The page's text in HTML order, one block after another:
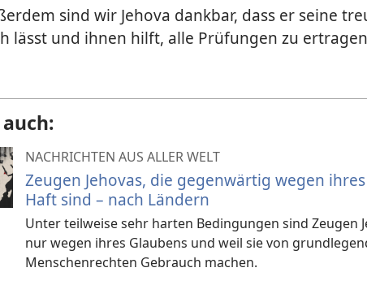
sind wir Jehova dankbar, dass er seine
lässt und ihnen hilft, alle Prüfungen zu
NACHRICHTEN AUS ALLER WELT
Zeugen Jehovas, die gegenwärtig wegen
Haft sind – nach Ländern
Unter teilweise sehr harten Bedingungen sind Zeugen
nur wegen ihres Glaubens und weil sie von
Menschenrechten Gebrauch machen.